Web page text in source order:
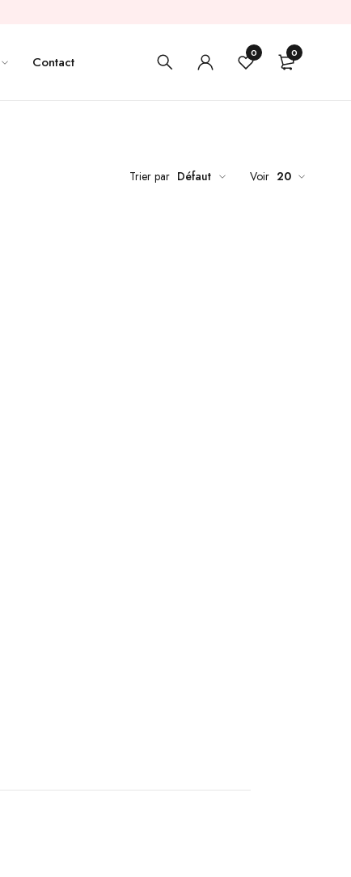
Contact
0 0
Trier par Défaut Voir 20